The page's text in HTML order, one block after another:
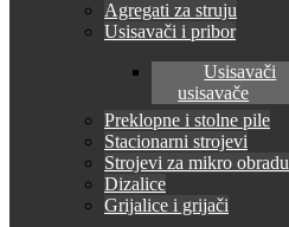
Agregati za struju
Usisavači i pribor
Usisavači
usisavače
Preklopne i stolne pile
Stacionarni strojevi
Strojevi za mikro obradu
Dizalice
Grijalice i grijači